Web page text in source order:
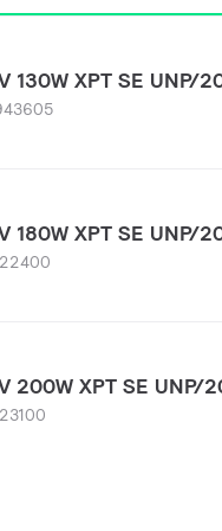
130W XPT SE UNP/
180W XPT SE UNP/
200W XPT SE UNP/